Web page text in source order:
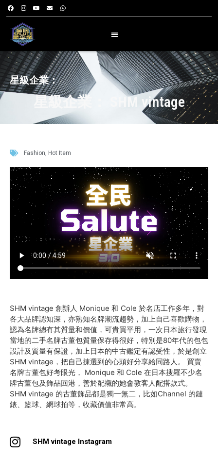
星級企業：
星級企業： SHM vintage
Fashion, Hot Item
SHM vintage 創辦人 Monique 和 Cole 於名店工作多年，對
各大品牌認知深，亦熟知名牌潮流趨勢，加上自己喜歡購物，
認為名牌總有其質量和價值，可貴買平用，一次日本旅行發現
當地的二手名牌古董包質量保存得很好，特別是80年代的包包
設計及質量有保證，加上日本的中古鑑定有認受性，於是創立
SHM vintage，把自己㨂選到的心頭好分享給同路人。 買賣
名牌古董包好考眼光， Monique 和 Cole 在日本搜羅不少名
牌古董包及飾品回港，善於配襯的她會教客人配搭款式。
SHM vintage 的古董飾品都是獨一無二，比如Channel 的鏈
錶、籃球、網球拍等，收藏價值非常高。
SHM vintage Instagram